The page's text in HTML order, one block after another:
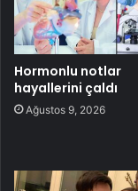
Hormonlu notlar
hayallerini çaldı
Ağustos 9, 2026